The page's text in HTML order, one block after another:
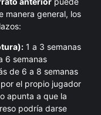
manera general, los
1 a 3 semanas
6 semanas
de 6 a 8 semanas
el propio jugador
apunta a que la
podría darse